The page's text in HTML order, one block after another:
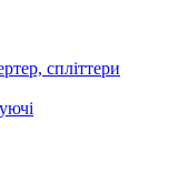
спліттери